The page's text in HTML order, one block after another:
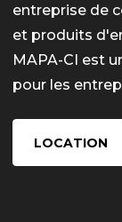
entreprise de
et produits
MAPA-CI est
pour les
LOCATION